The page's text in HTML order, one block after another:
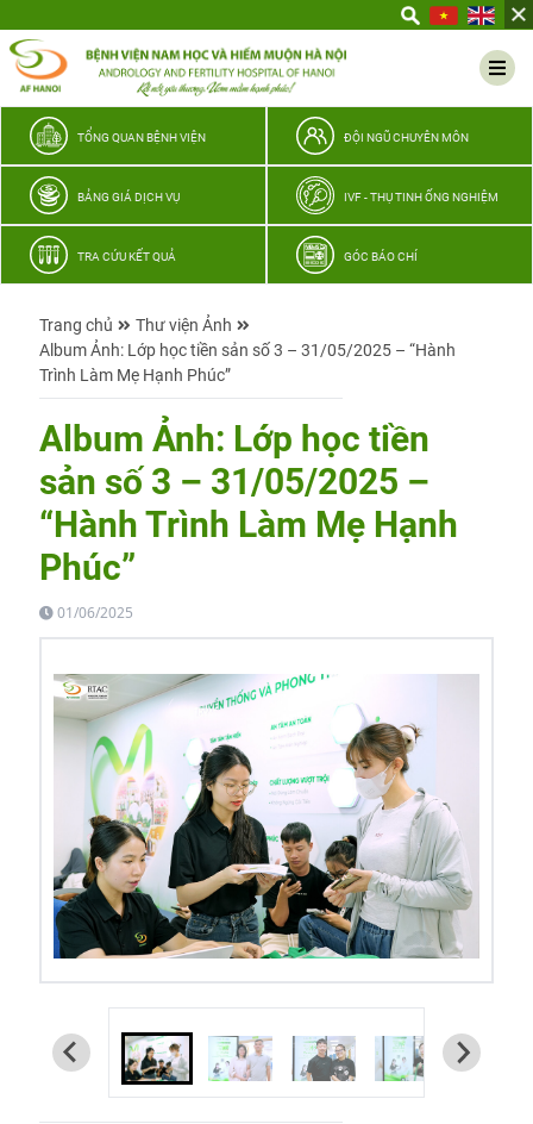
thương
TỔNG QUAN BỆNH VIỆN ĐỘI NGŨ CHUYÊN MÔN
BẢNG GIÁ DỊCH VỤ IVF - THỤ TINH ỐNG NGHIỆM
TRA CỨU KẾT QUẢ GÓC BÁO CHÍ
Trang chủ
Thư viện Ảnh
Album Ảnh: Lớp học tiền sản số 3 – 31/05/2025 – “Hành
Trình Làm Mẹ Hạnh Phúc”
Album Ảnh: Lớp học tiền
sản số 3 – 31/05/2025 –
“Hành Trình Làm Mẹ Hạnh
Phúc”
01/06/2025